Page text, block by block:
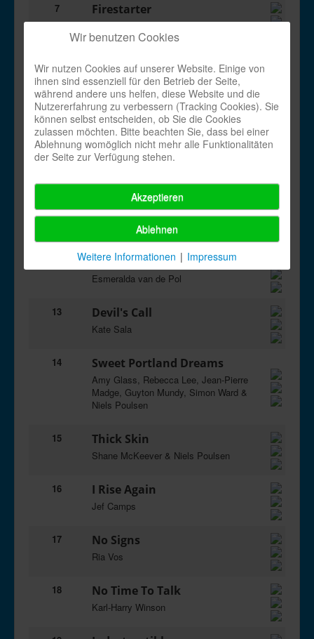
7 Firestarter
Dirk Leibing
Heather Barton
9 You'll Know My Name
Niels Poulsen
10 Fever Dream
11 Prayed for You
Fred Whitehouse
My Pure Love
Esmeralda van de Pol
13 Devil's Call
Kate Sala
14 Sweet Portland Dreams
Amy Glass, Rebecca Lee, Jean-Pierre
Madge, Guyton Mundy, Simon Ward &
Niels Poulsen
15 Thick Skin
Shane McKeever & Niels Poulsen
16 I Rise Again
Jef Camps
17 No Signs
Ria Vos
18 No Time To Talk
Karl-Harry Winson
Wir benutzen Cookies
Wir nutzen Cookies auf unserer Website. Einige von
ihnen sind essenziell für den Betrieb der Seite,
während andere uns helfen, diese Website und die
Nutzererfahrung zu verbessern (Tracking Cookies). Sie
können selbst entscheiden, ob Sie die Cookies
zulassen möchten. Bitte beachten Sie, dass bei einer
Ablehnung womöglich nicht mehr alle Funktionalitäten
der Seite zur Verfügung stehen.
Akzeptieren
Ablehnen
Weitere Informationen | Impressum